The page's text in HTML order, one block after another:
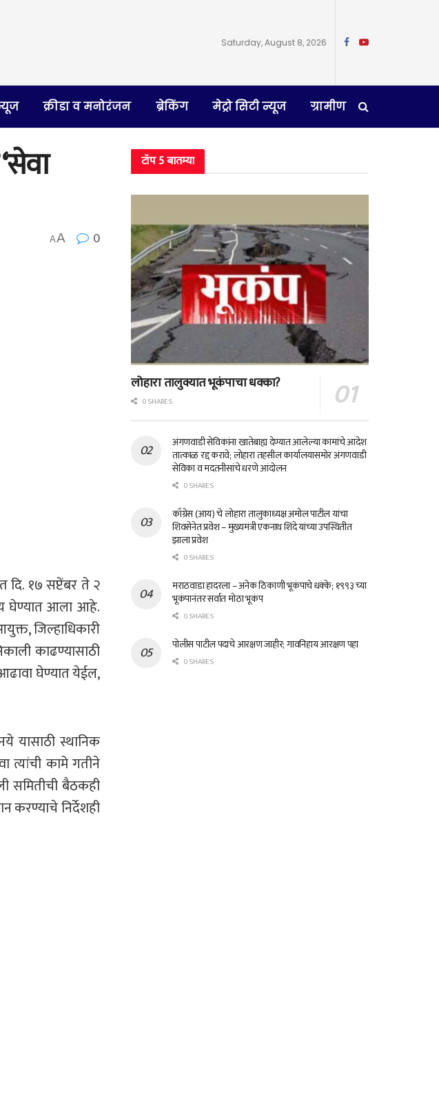
Saturday, August 8, 2026
क्रीडा व मनोरंजन ब्रेकिंग मेट्रो सिटी न्यूज ग्रामीण
AA 0
दि. १७ सप्टेंबर ते २
घेण्यात आला आहे.
जिल्हाधिकारी
काढण्यासाठी
घेण्यात येईल,
यासाठी स्थानिक
त्यांची कामे गतीने
समितीची बैठकही
करण्याचे निर्देशही
टॉप 5 बातम्या
लोहारा तालुक्यात भूकंपाचा धक्का?
0 SHARES
अंगणवाडी सेविकांना खातेबाह्य देण्यात आलेल्या कामांचे आदेश
तात्काळ रद्द करावे; लोहारा तहसील कार्यालयासमोर अंगणवाडी
सेविका व मदतनीसांचे धरणे आंदोलन
0 SHARES
काँग्रेस (आय) चे लोहारा तालुकाध्यक्ष अमोल पाटील यांचा
शिवसेनेत प्रवेश – मुख्यमंत्री एकनाथ शिंदे यांच्या उपस्थितीत
झाला प्रवेश
0 SHARES
मराठवाडा हादरला – अनेक ठिकाणी भूकंपाचे धक्के; १९९३ च्या
भूकंपानंतर सर्वात मोठा भूकंप
0 SHARES
पोलीस पाटील पदाचे आरक्षण जाहीर; गावनिहाय आरक्षण पहा
0 SHARES